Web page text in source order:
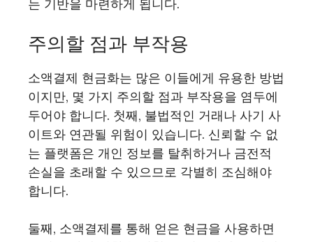
는 기반을 마련하게 됩니다.
주의할 점과 부작용
소액결제 현금화는 많은 이들에게 유용한 방법
이지만, 몇 가지 주의할 점과 부작용을 염두에
두어야 합니다. 첫째, 불법적인 거래나 사기 사
이트와 연관될 위험이 있습니다. 신뢰할 수 없
는 플랫폼은 개인 정보를 탈취하거나 금전적
손실을 초래할 수 있으므로 각별히 조심해야
합니다.
둘째, 소액결제를 통해 얻은 현금을 사용하면